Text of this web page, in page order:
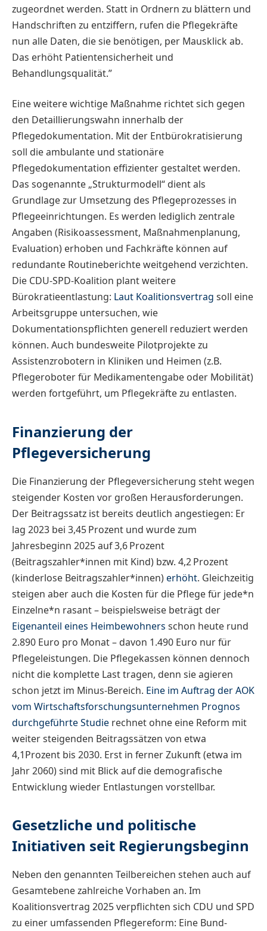
zugeordnet werden. Statt in Ordnern zu blättern und
Handschriften zu entziffern, rufen die Pflegekräfte
nun alle Daten, die sie benötigen, per Mausklick ab.
Das erhöht Patientensicherheit und
Behandlungsqualität.”
Eine weitere wichtige Maßnahme richtet sich gegen
den Detaillierungswahn innerhalb der
Pflegedokumentation. Mit der Entbürokratisierung
soll die ambulante und stationäre
Pflegedokumentation effizienter gestaltet werden.
Das sogenannte „Strukturmodell“ dient als
Grundlage zur Umsetzung des Pflegeprozesses in
Pflegeeinrichtungen. Es werden lediglich zentrale
Angaben (Risikoassessment, Maßnahmenplanung,
Evaluation) erhoben und Fachkräfte können auf
redundante Routineberichte weitgehend verzichten.
Die CDU-SPD-Koalition plant weitere
Bürokratieentlastung: Laut Koalitionsvertrag soll eine
Arbeitsgruppe untersuchen, wie
Dokumentationspflichten generell reduziert werden
können. Auch bundesweite Pilotprojekte zu
Assistenzrobotern in Kliniken und Heimen (z.B.
Pflegeroboter für Medikamentengabe oder Mobilität)
werden fortgeführt, um Pflegekräfte zu entlasten.
Finanzierung der
Pflegeversicherung
Die Finanzierung der Pflegeversicherung steht wegen
steigender Kosten vor großen Herausforderungen.
Der Beitragssatz ist bereits deutlich angestiegen: Er
lag 2023 bei 3,45 Prozent und wurde zum
Jahresbeginn 2025 auf 3,6 Prozent
(Beitragszahler*innen mit Kind) bzw. 4,2 Prozent
(kinderlose Beitragszahler*innen)erhöht. Gleichzeitig
steigen aber auch die Kosten für die Pflege für jede*n
Einzelne*n rasant – beispielsweise beträgt der
Eigenanteil eines Heimbewohners schon heute rund
2.890 Euro pro Monat – davon 1.490 Euro nur für
Pflegeleistungen. Die Pflegekassen können dennoch
nicht die komplette Last tragen, denn sie agieren
schon jetzt im Minus-Bereich. Eine im Auftrag der AOK
vom Wirtschaftsforschungsunternehmen Prognos
durchgeführte Studie rechnet ohne eine Reform mit
weiter steigenden Beitragssätzen von etwa
4,1Prozent bis 2030. Erst in ferner Zukunft (etwa im
Jahr 2060) sind mit Blick auf die demografische
Entwicklung wieder Entlastungen vorstellbar.
Gesetzliche und politische
Initiativen seit Regierungsbeginn
Neben den genannten Teilbereichen stehen auch auf
Gesamtebene zahlreiche Vorhaben an. Im
Koalitionsvertrag 2025 verpflichten sich CDU und SPD
zu einer umfassenden Pflegereform: Eine Bund-